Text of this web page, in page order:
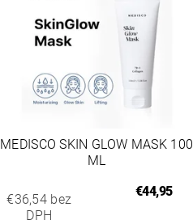
MEDISCO SKIN GLOW MASK 100
ML
€36,54 bez
DPH
€44,95